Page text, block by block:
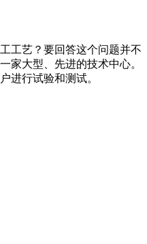
工艺？要回答这个问题并不
家大型、先进的技术中心。
进行试验和测试。